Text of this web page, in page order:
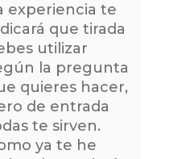
experiencia te
que tirada
utilizar
la pregunta
quieres hacer,
de entrada
te sirven.
ya te he